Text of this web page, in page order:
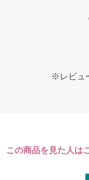
※レビュ
この商品を見た人は